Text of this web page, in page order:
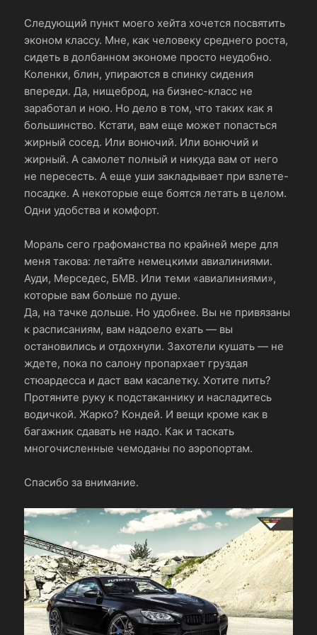
Следующий пункт моего хейта хочется посвятить
эконом классу. Мне, как человеку среднего роста,
сидеть в долбанном экономе просто неудобно.
Коленки, блин, упираются в спинку сидения
впереди. Да, нищеброд, на бизнес-класс не
заработал и ною. Но дело в том, что таких как я
большинство. Кстати, вам еще может попасться
жирный сосед. Или вонючий. Или вонючий и
жирный. А самолет полный и никуда вам от него
не пересесть. А еще уши закладывает при взлете-
посадке. А некоторые еще боятся летать в целом.
Одни удобства и комфорт.
Мораль сего графоманства по крайней мере для
меня такова: летайте немецкими авиалиниями.
Ауди, Мерседес, БМВ. Или теми «авиалиниями»,
которые вам больше по душе.
Да, на тачке дольше. Но удобнее. Вы не привязаны
к расписаниям, вам надоело ехать — вы
остановились и отдохнули. Захотели кушать — не
ждете, пока по салону пропархает груздая
стюардесса и даст вам касалетку. Хотите пить?
Протяните руку к подстаканнику и насладитесь
водичкой. Жарко? Кондей. И вещи кроме как в
багажник сдавать не надо. Как и таскать
многочисленные чемоданы по аэропортам.
Спасибо за внимание.